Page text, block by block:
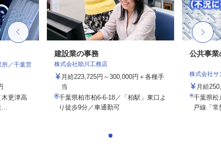
／千葉営
木更津高
建設業の事務
株式会社助川工務店
月給223,725円～300,000円＋各種手
当
千葉県柏市柏6-6-18／「柏駅」東口よ
り徒歩9分／車通勤可
公共事業
株式会社サ
月給
千葉県松
戸線「